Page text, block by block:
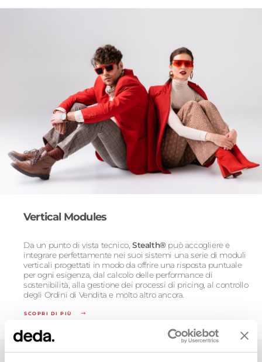
Vertical Modules
Da un punto di vista tecnico, Stealth® può accogliere e
integrare perfettamente nei suoi sistemi una serie di moduli
verticali progettati in modo da offrire una risposta puntuale
per ogni esigenza, dal calcolo delle performance di
sostenibilità, alla gestione dei processi di pricing, al controllo
degli Ordini di Vendita e molto altro ancora.
SCOPRI DI PIÙ